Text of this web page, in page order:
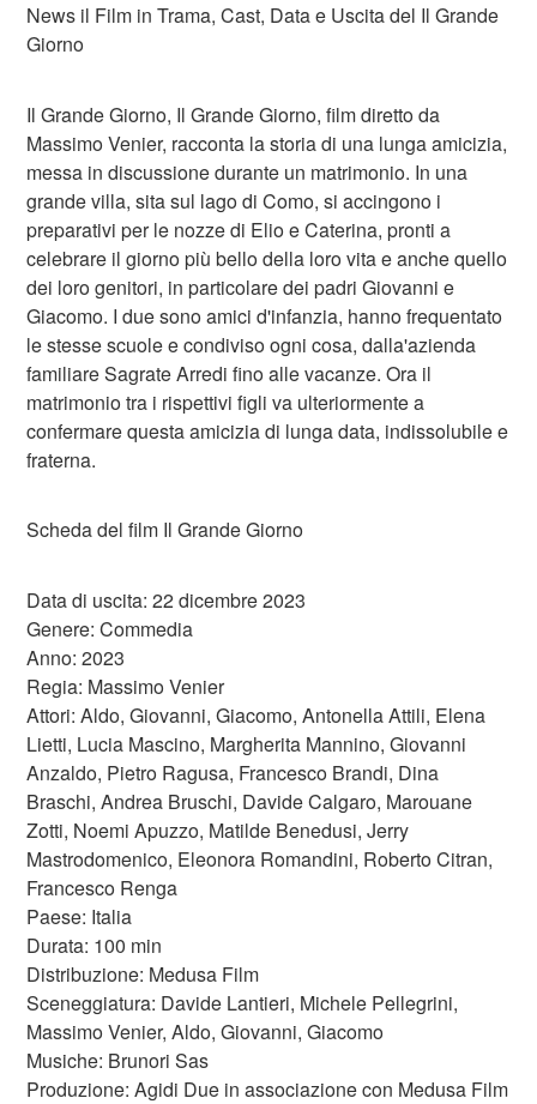
News il Film in Trama, Cast, Data e Uscita del Il Grande
Giorno
Il Grande Giorno, Il Grande Giorno, film diretto da
Massimo Venier, racconta la storia di una lunga amicizia,
messa in discussione durante un matrimonio. In una
grande villa, sita sul lago di Como, si accingono i
preparativi per le nozze di Elio e Caterina, pronti a
celebrare il giorno più bello della loro vita e anche quello
dei loro genitori, in particolare dei padri Giovanni e
Giacomo. I due sono amici d'infanzia, hanno frequentato
le stesse scuole e condiviso ogni cosa, dalla'azienda
familiare Sagrate Arredi fino alle vacanze. Ora il
matrimonio tra i rispettivi figli va ulteriormente a
confermare questa amicizia di lunga data, indissolubile e
fraterna.
Scheda del film Il Grande Giorno
Data di uscita: 22 dicembre 2023
Genere: Commedia
Anno: 2023
Regia: Massimo Venier
Attori: Aldo, Giovanni, Giacomo, Antonella Attili, Elena
Lietti, Lucia Mascino, Margherita Mannino, Giovanni
Anzaldo, Pietro Ragusa, Francesco Brandi, Dina
Braschi, Andrea Bruschi, Davide Calgaro, Marouane
Zotti, Noemi Apuzzo, Matilde Benedusi, Jerry
Mastrodomenico, Eleonora Romandini, Roberto Citran,
Francesco Renga
Paese: Italia
Durata: 100 min
Distribuzione: Medusa Film
Sceneggiatura: Davide Lantieri, Michele Pellegrini,
Massimo Venier, Aldo, Giovanni, Giacomo
Musiche: Brunori Sas
Produzione: Agidi Due in associazione con Medusa Film